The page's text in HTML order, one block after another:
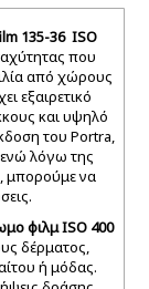
135-36 ISO
που
από χώρους
εξαιρετικό
και υψηλό
του Portra,
ενώ λόγω της
μπορούμε να
φιλμ ISO 400
δέρματος,
ή μόδας.